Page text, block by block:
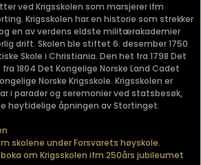
ved Krigsskolen som marsjerer ifm
Krigsskolen har en historie som strekker
en av verdens eldste militærakademier
drift. Skolen ble stiftet 6. desember 1750
Skole i Christiania. Den het fra 1798 Det
1804 Det Kongelige Norske Land Cadet
Norske Krigsskole. Krigsskolen er
i parader og seremonier ved statsbesøk,
høytidelige åpningen av Stortinget.
skolene under Forsvarets høyskole.
om Krigsskolen ifm 250års jubileumet